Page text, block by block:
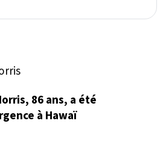
86 ans, a été
à Hawaï